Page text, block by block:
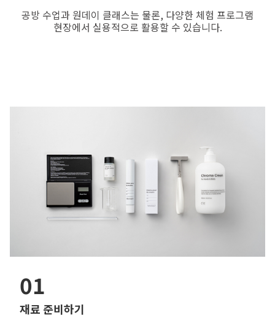
공방 수업과 원데이 클래스는 물론, 다양한 체험 프로그램
현장에서 실용적으로 활용할 수 있습니다.
01
재료 준비하기